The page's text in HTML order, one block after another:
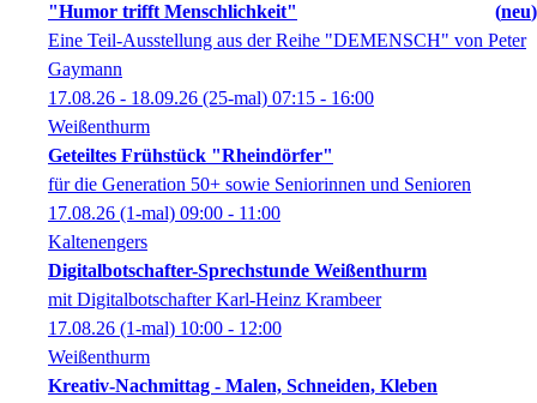
"Humor trifft Menschlichkeit"
neu
Eine Teil-Ausstellung aus der Reihe "DEMENSCH" von Peter
Gaymann
17.08.26 - 18.09.26 (25-mal) 07:15 - 16:00
Weißenthurm
Geteiltes Frühstück "Rheindörfer"
für die Generation 50+ sowie Seniorinnen und Senioren
17.08.26 (1-mal) 09:00 - 11:00
Kaltenengers
Digitalbotschafter-Sprechstunde Weißenthurm
mit Digitalbotschafter Karl-Heinz Krambeer
17.08.26 (1-mal) 10:00 - 12:00
Weißenthurm
Kreativ-Nachmittag - Malen, Schneiden, Kleben